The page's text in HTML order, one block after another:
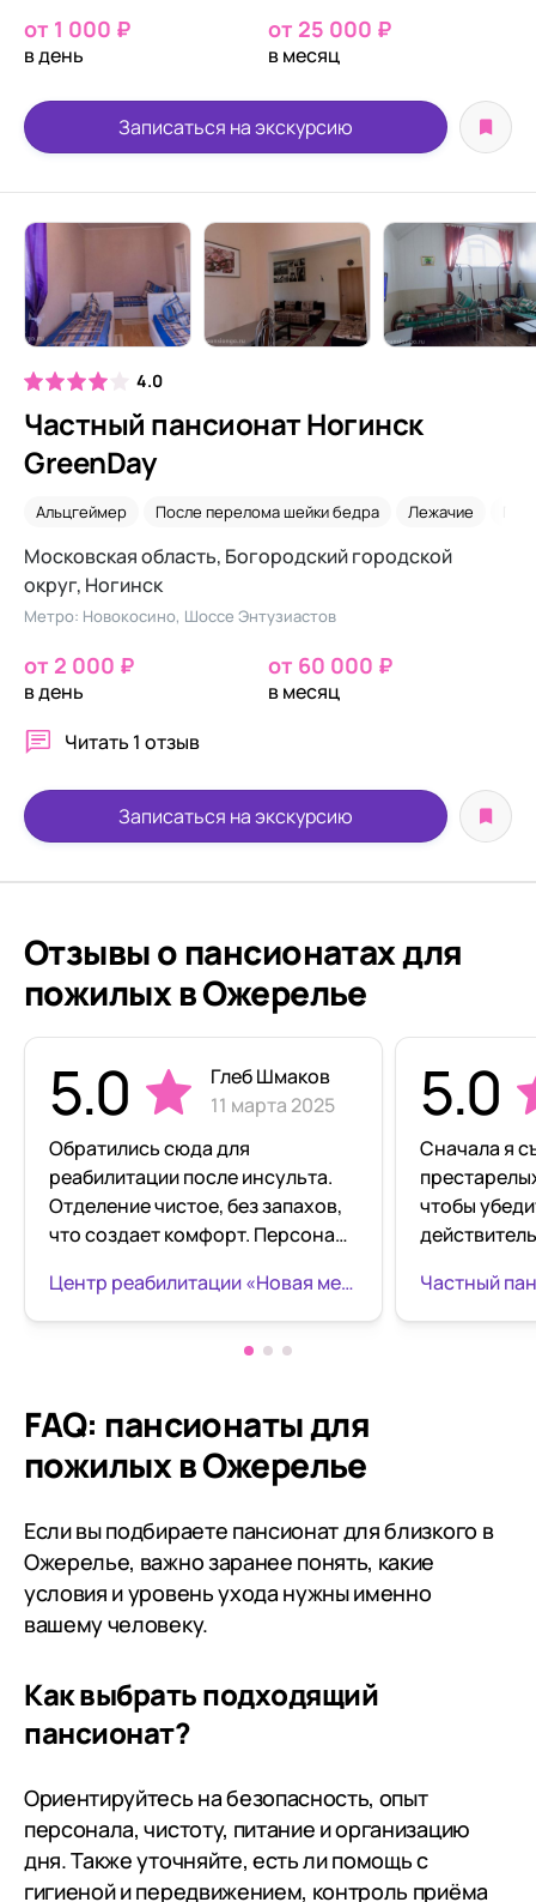
от 1 000 ₽
в день
от 25 000 ₽
в месяц
Записаться на экскурсию
4.0
Частный пансионат Ногинск
GreenDay
Альцгеймер После перелома шейки бедра Лежачие
Московская область, Богородский городской
округ, Ногинск
Метро: Новокосино, Шоссе Энтузиастов
от 2 000 ₽
в день
от 60 000 ₽
в месяц
Читать 1 отзыв
Записаться на экскурсию
Отзывы о пансионатах для
пожилых в Ожерелье
5.0
Глеб Шмаков
11 марта 2025
Обратились сюда для
реабилитации после инсульта.
Отделение чистое, без запахов,
что создает комфорт. Персонал
Елена Владимировна и Денис
Юрьевич — подробно объясняли
каждый этап лечения. За два
ЛФК Николаем и Дмитрием
заметны улучшения.
Реабилитация проходит
планомерно. Администраторы
Ирина и Валерия всегда
помогают с вопросами.
Рекомендую за качественный
уход и профессиональный
подход
Центр реабилитации «Новая медицина» посёлок Городищи
5.0
Сначала я
чтобы
Даже с
хотя уже и
FAQ: пансионаты для
пожилых в Ожерелье
Если вы подбираете пансионат для близкого в
Ожерелье, важно заранее понять, какие
условия и уровень ухода нужны именно
вашему человеку.
Как выбрать подходящий
пансионат?
Ориентируйтесь на безопасность, опыт
персонала, чистоту, питание и организацию
дня. Также уточняйте, есть ли помощь с
гигиеной и передвижением, контроль приёма